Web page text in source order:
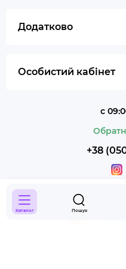
Каталог Пошук
Додатково
Особистий кабінет
с
+38